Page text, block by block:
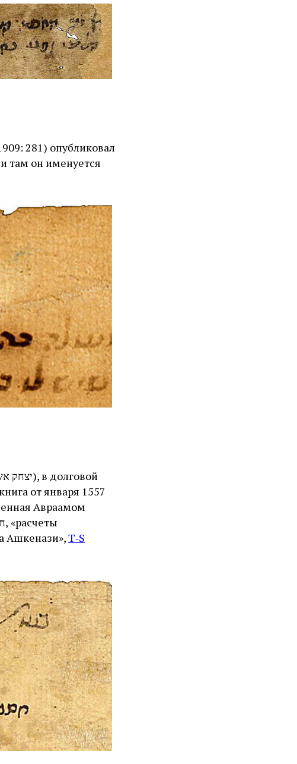
281) опубликовал
там он именуется
от января 1557
Ашкенази»,T‑S